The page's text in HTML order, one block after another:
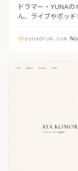
ドラマー・YUNA
ん、ライブやポッ
yunadrum.com·